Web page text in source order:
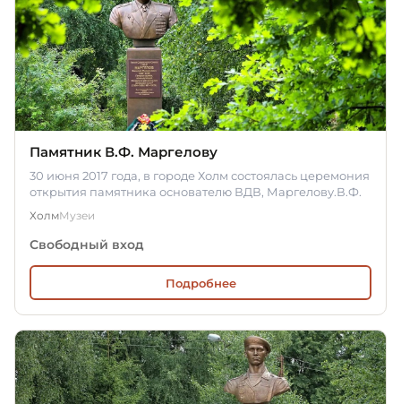
Памятник В.Ф. Маргелову
30 июня 2017 года, в городе Холм состоялась церемония
открытия памятника основателю ВДВ, Маргелову.В.Ф.
ХолмМузеи
Свободный вход
Подробнее